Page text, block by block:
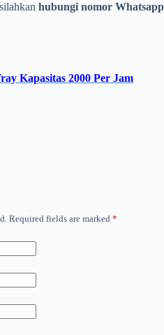
hubungi nomor Whatsapp
Kapasitas 2000 Per Jam
Required fields are marked *